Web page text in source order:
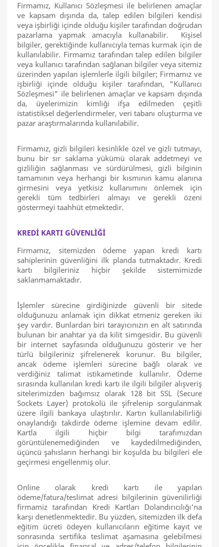
Firmamız, Kullanıcı Sözleşmesi ile belirlenen amaçlar
ve kapsam dışında da, talep edilen bilgileri kendisi
veya işbirliği içinde olduğu kişiler tarafından doğrudan
pazarlama yapmak amacıyla kullanabilir. Kişisel
bilgiler, gerektiğinde kullanıcıyla temas kurmak için de
kullanılabilir. Firmamız tarafından talep edilen bilgiler
veya kullanıcı tarafından sağlanan bilgiler veya sitemiz
üzerinden yapılan işlemlerle ilgili bilgiler; Firmamız ve
işbirliği içinde olduğu kişiler tarafından, "Kullanıcı
Sözleşmesi" ile belirlenen amaçlar ve kapsam dışında
da, üyelerimizin kimliği ifşa edilmeden çeşitli
istatistiksel değerlendirmeler, veri tabanı oluşturma ve
pazar araştırmalarında kullanılabilir.
Firmamız, gizli bilgileri kesinlikle özel ve gizli tutmayı,
bunu bir sır saklama yükümü olarak addetmeyi ve
gizliliğin sağlanması ve sürdürülmesi, gizli bilginin
tamamının veya herhangi bir kısmının kamu alanına
girmesini veya yetkisiz kullanımını önlemek için
gerekli tüm tedbirleri almayı ve gerekli özeni
göstermeyi taahhüt etmektedir.
KREDİ KARTI GÜVENLİĞİ
Firmamız, sitemizden ödeme yapan kredi kartı
sahiplerinin güvenliğini ilk planda tutmaktadır. Kredi
kartı bilgileriniz hiçbir şekilde sistemimizde
saklanmamaktadır.
İşlemler sürecine girdiğinizde güvenli bir sitede
olduğunuzu anlamak için dikkat etmeniz gereken iki
şey vardır. Bunlardan biri tarayıcınızın en alt satırında
bulunan bir anahtar ya da kilit simgesidir. Bu güvenli
bir internet sayfasında olduğunuzu gösterir ve her
türlü bilgileriniz şifrelenerek korunur. Bu bilgiler,
ancak ödeme işlemleri sürecine bağlı olarak ve
verdiğiniz talimat istikametinde kullanılır. Ödeme
sırasında kullanılan kredi kartı ile ilgili bilgiler alışveriş
sitelerimizden bağımsız olarak 128 bit SSL (Secure
Sockets Layer) protokolü ile şifrelenip sorgulanmak
üzere ilgili bankaya ulaştırılır. Kartın kullanılabilirliği
onaylandığı takdirde ödeme işlemine devam edilir.
Kartla ilgili hiçbir bilgi tarafımızdan
görüntülenemediğinden ve kaydedilmediğinden,
üçüncü şahısların herhangi bir koşulda bu bilgileri ele
geçirmesi engellenmiş olur.
Online olarak kredi kartı ile yapılan
ödeme/fatura/teslimat adresi bilgilerinin güvenilirliği
firmamiz tarafından Kredi Kartları Dolandırıcılığı'na
karşı denetlenmektedir. Bu yüzden, sitemizden ilk defa
eğitim ücreti ödeyen kullanıcıların eğitime kayıt ve
sonrasında sertifika teslimat aşamasına gelebilmesi